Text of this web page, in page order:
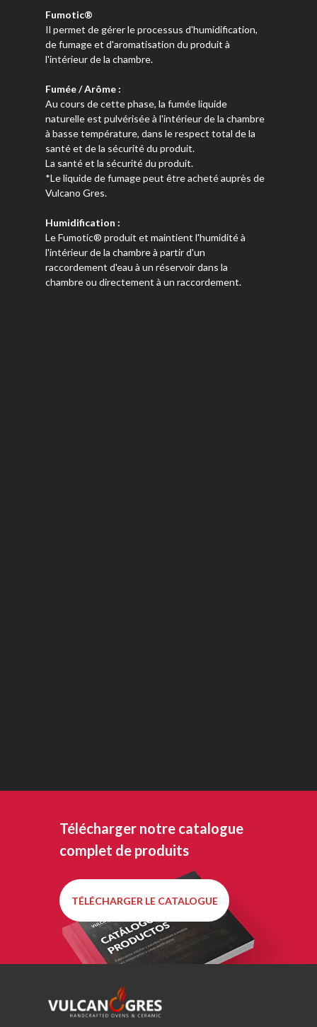
Fumotic®
Il permet de gérer le processus d'humidification,
de fumage et d'aromatisation du produit à
l'intérieur de la chambre.
Fumée / Arôme :
Au cours de cette phase, la fumée liquide
naturelle est pulvérisée à l'intérieur de la chambre
à basse température, dans le respect total de la
santé et de la sécurité du produit.
La santé et la sécurité du produit.
*Le liquide de fumage peut être acheté auprès de
Vulcano Gres.
Humidification :
Le Fumotic® produit et maintient l'humidité à
l'intérieur de la chambre à partir d'un
raccordement d'eau à un réservoir dans la
chambre ou directement à un raccordement.
Télécharger notre catalogue
complet de produits
TÉLÉCHARGER LE CATALOGUE